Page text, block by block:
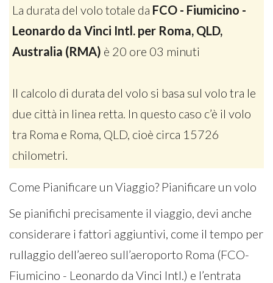
La durata del volo totale da FCO - Fiumicino -
Leonardo da Vinci Intl. per Roma, QLD,
Australia (RMA) è 20 ore 03 minuti
Il calcolo di durata del volo si basa sul volo tra le
due città in linea retta. In questo caso c’è il volo
tra Roma e Roma, QLD, cioè circa 15726
chilometri.
Come Pianificare un Viaggio? Pianificare un volo
Se pianifichi precisamente il viaggio, devi anche
considerare i fattori aggiuntivi, come il tempo per
rullaggio dell’aereo sull’aeroporto Roma (FCO-
Fiumicino - Leonardo da Vinci Intl.) e l’entrata